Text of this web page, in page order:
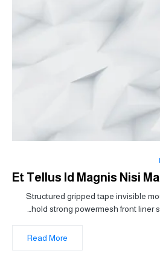
Et Tellus Id Magnis Nisi
Structured gripped tape invisible
hold strong powermesh front liner
Read More